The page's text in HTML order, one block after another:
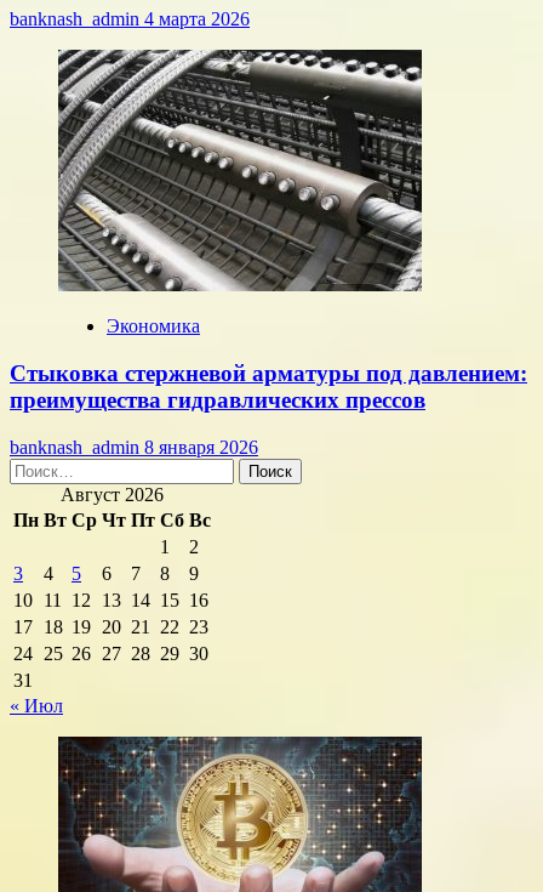
banknash_admin 4 марта 2026
Экономика
Стыковка стержневой арматуры под давлением:
преимущества гидравлических прессов
banknash_admin 8 января 2026
Найти:
Август 2026
Пн Вт Ср Чт Пт Сб Вс
1
2
3
4 5 6 7 8
9
10 11 12 13 14 15 16
17 18 19 20 21 22 23
24 25 26 27 28 29 30
31
« Июл